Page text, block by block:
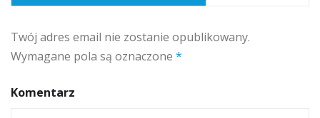
Twój adres email nie zostanie opublikowany.
Wymagane pola są oznaczone *
Komentarz